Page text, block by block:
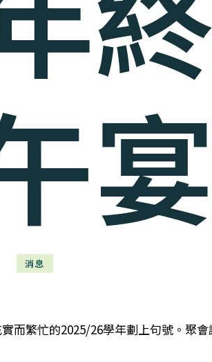
宴
消息
而繁忙的2025/26學年劃上句號。聚